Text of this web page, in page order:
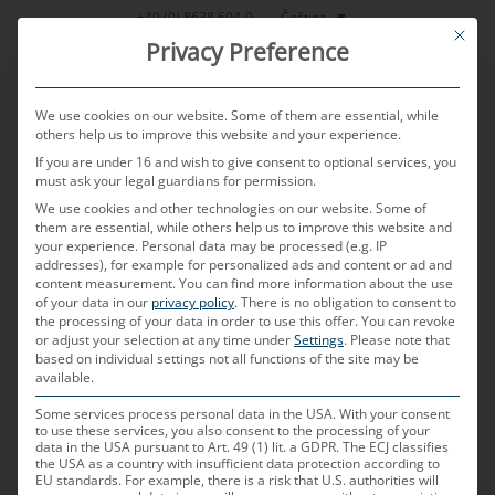
Přeskočit
+49 (0) 8638 604-0 Čeština
MENU
PUBLIKOVÁNO DNE14. 12. 2023 AUTOREM CHRISTIAN
NEULINGER
GMSL
Co znamená GMSL?
Zkratka znamená „Gigabit Multimedia Serial Link“
a označuje technologii, při níž je videosignál
přenášen digitálně a nekomprimovaně
This
Privacy Preference
We use cookies on our website. Some of them are essential, while
others help us to improve this website and your experience.
If you are under 16 and wish to give consent to optional services, you
must ask your legal guardians for permission.
We use cookies and other technologies on our website. Some of
them are essential, while others help us to improve this website and
your experience. Personal data may be processed (e.g. IP
addresses), for example for personalized ads and content or ad and
content measurement.You can find more information about the use
of your data in our privacy policy.There is no obligation to consent to
the processing of your data in order to use this offer.You can revoke
or adjust your selection at any time underSettings. Please note that
based on individual settings not all functions of the site may be
available.
Some services process personal data in the USA. With your consent
to use these services, you also consent to the processing of your
data in the USA pursuant to Art. 49 (1) lit. a GDPR. The ECJ classifies
the USA as a country with insufficient data protection according to
EU standards. For example, there is a risk that U.S. authorities will